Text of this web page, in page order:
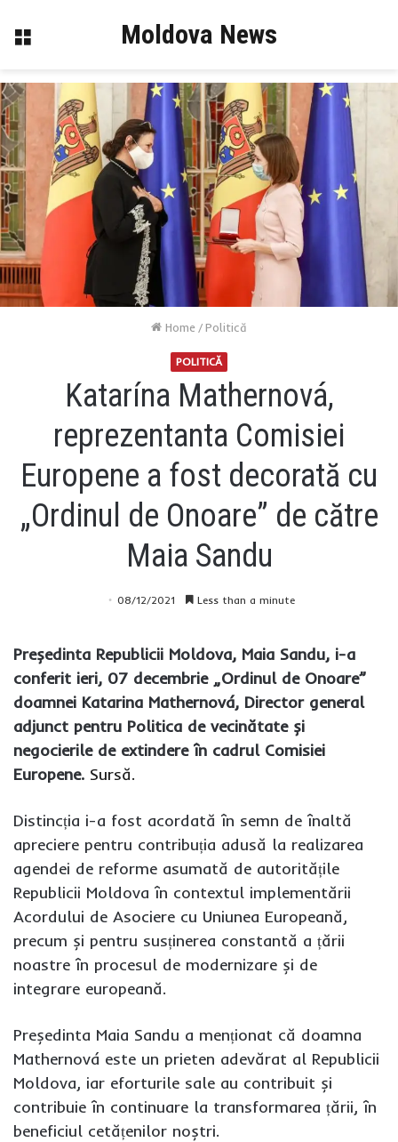
Menu Moldova News
Home /Politică
POLITICĂ
Katarína Mathernová,
reprezentanta Comisiei
Europene a fost decorată cu
„Ordinul de Onoare” de către
Maia Sandu
08/12/2021 Less than a minute
Președinta Republicii Moldova, Maia Sandu, i-a
conferit ieri, 07 decembrie „Ordinul de Onoare”
doamnei Katarina Mathernová, Director general
adjunct pentru Politica de vecinătate și
negocierile de extindere în cadrul Comisiei
Europene. Sursă.
Distincția i-a fost acordată în semn de înaltă
apreciere pentru contribuția adusă la realizarea
agendei de reforme asumată de autoritățile
Republicii Moldova în contextul implementării
Acordului de Asociere cu Uniunea Europeană,
precum și pentru susținerea constantă a țării
noastre în procesul de modernizare și de
integrare europeană.
Președinta Maia Sandu a menționat că doamna
Mathernová este un prieten adevărat al Republicii
Moldova, iar eforturile sale au contribuit și
contribuie în continuare la transformarea țării, în
beneficiul cetățenilor noștri.